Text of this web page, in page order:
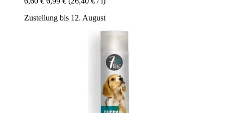
Zustellung bis 12. August